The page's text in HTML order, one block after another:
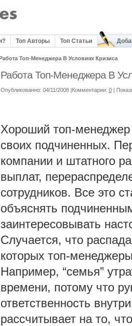
Топ Авторы Топ Статьи
Топ-Менеджера В Условиях Кризиса
Работа Топ-Менеджера В
Опубликованно: 04/11/2008 |Комментарии: 0 |
Хороший топ-менеджер
своих подчиненных.
компании и штатного
выплат,
сотрудников. Все это
объяснять
заинтересовывать
Случается, что
которых топ-
Например, “семья”
времени, потому что
ответственность
рассчитывает на то,